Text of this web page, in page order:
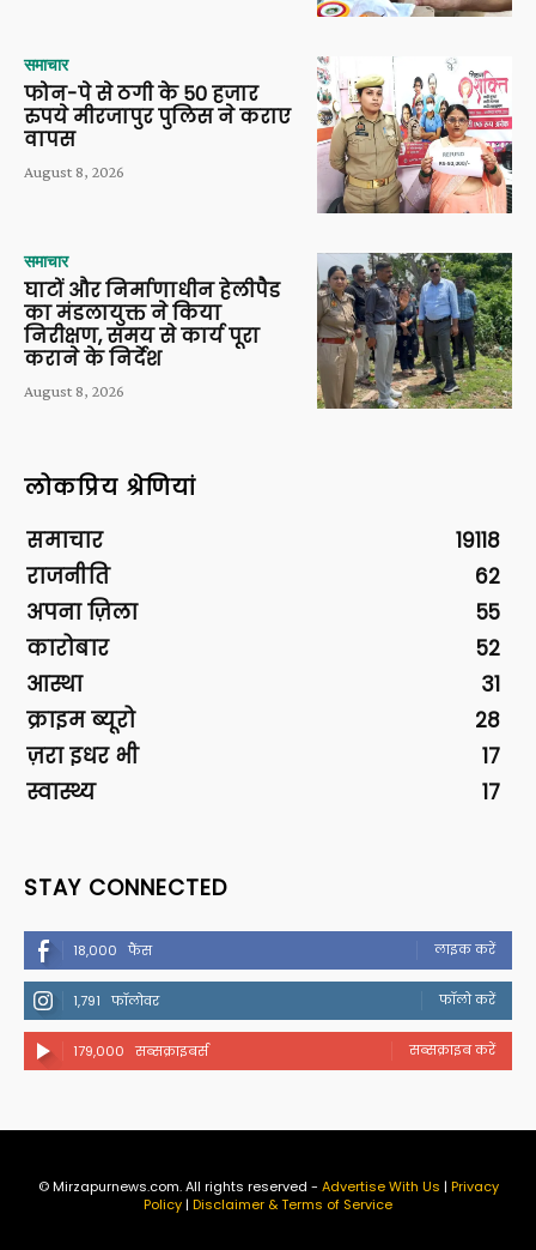
समाचार
फोन-पे से ठगी के 50 हजार
रुपये मीरजापुर पुलिस ने कराए
वापस
August 8, 2026
समाचार
घाटों और निर्माणाधीन हेलीपैड
का मंडलायुक्त ने किया
निरीक्षण, समय से कार्य पूरा
कराने के निर्देश
August 8, 2026
लोकप्रिय श्रेणियां
समाचार
19118
राजनीति
62
अपना ज़िला
55
कारोबार
52
आस्था
31
क्राइम ब्यूरो
28
ज़रा इधर भी
17
स्वास्थ्य
17
STAY CONNECTED
18,000 फैंस लाइक करें
1,791 फॉलोवर फॉलो करें
179,000 सब्सक्राइबर्स सब्सक्राइब करें
© Mirzapurnews.com. All rights reserved - Advertise With Us | Privacy
Policy| Disclaimer & Terms of Service